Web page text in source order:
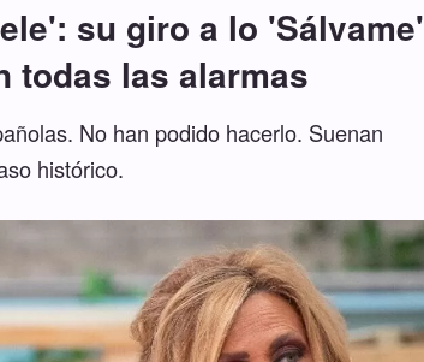
su giro a lo 'Sálvame'
todas las alarmas
No han podido hacerlo. Suenan
histórico.